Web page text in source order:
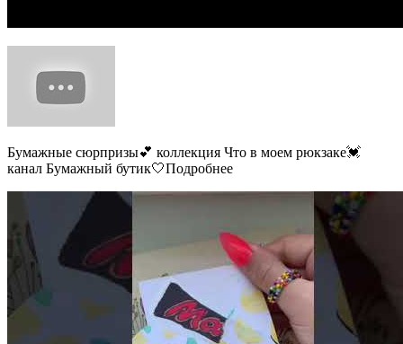
Бумажные сюрпризы💕 коллекция Что в моем рюкзаке💓
канал Бумажный бутик🤍Подробнее